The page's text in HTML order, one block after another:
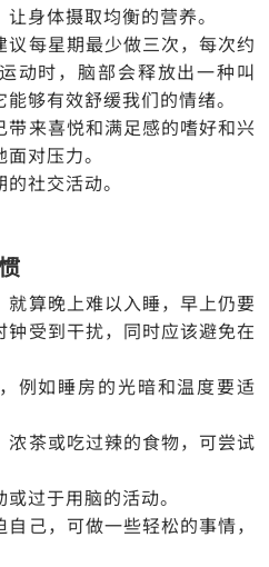
身体摄取均衡的营养。
议每星期最少做三次，每次约
动时，脑部会释放出一种叫
能够有效舒缓我们的情绪。
带来喜悦和满足感的嗜好和兴
对压力。
社交活动。
算晚上难以入睡，早上仍要
钟受到干扰，同时应该避免在
例如睡房的光暗和温度要适
茶或吃过辣的食物，可尝试
过于用脑的活动。
己，可做一些轻松的事情，